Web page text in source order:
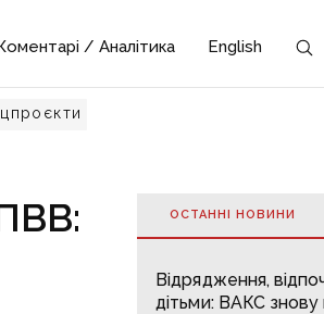
/ Аналітика English
ОСТАННІ НОВИНИ
Відрядження,
дітьми: ВАКС знову